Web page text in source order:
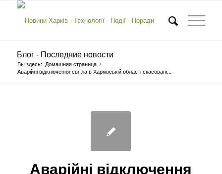
Блог - Последние новости
Вы здесь: Домашняя страница /
Аварійні відключення світла в Харківській області скасовані...
Аварійні відключення